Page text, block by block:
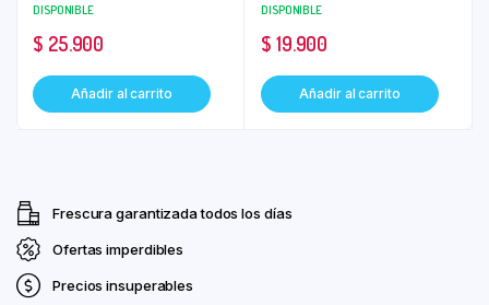
DISPONIBLE
$ 25.900
Añadir al carrito
DISPONIBLE
$ 19.900
Añadir al carrito
Frescura garantizada todos los días
Ofertas imperdibles
Precios insuperables